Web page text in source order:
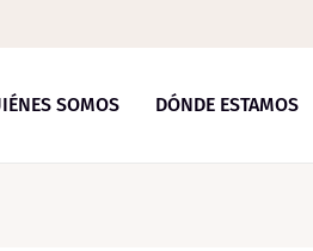
SOMOS DÓNDE ESTAMOS